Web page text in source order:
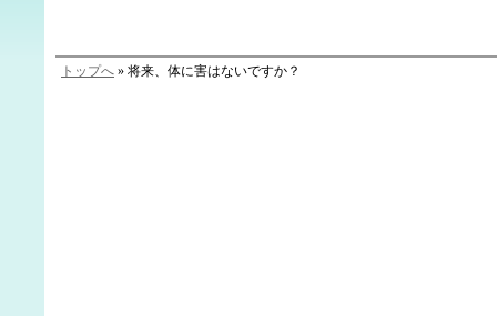
トップへ » 将来、体に害はないですか？